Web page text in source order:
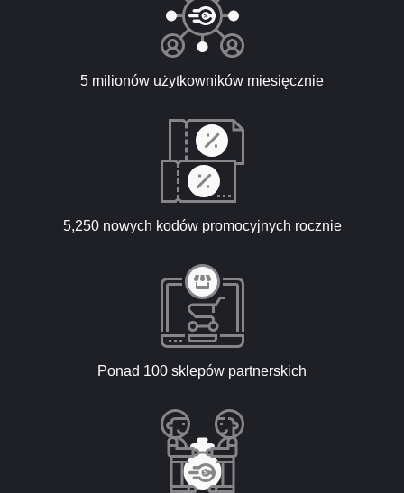
5 milionów użytkowników miesięcznie
5,250 nowych kodów promocyjnych rocznie
Ponad 100 sklepów partnerskich